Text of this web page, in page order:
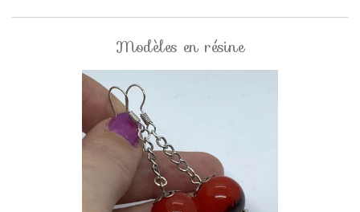
Modèles en résine